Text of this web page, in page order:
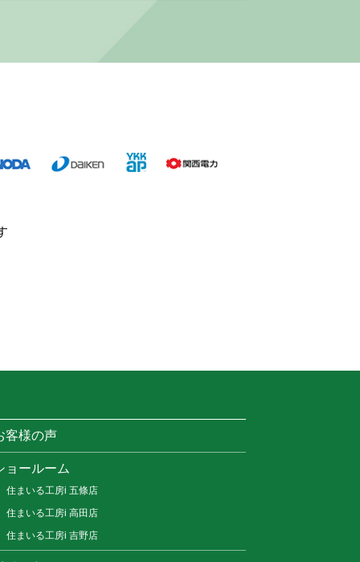
客様の声
ョールーム
住まいる工房i 五條店
住まいる工房i 高田店
住まいる工房i 吉野店